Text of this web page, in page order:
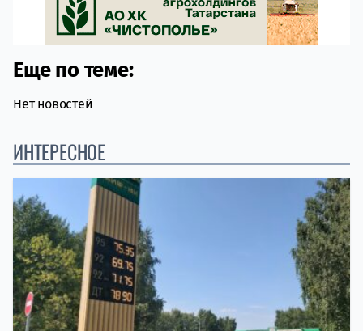
Еще по теме:
Нет новостей
ИНТЕРЕСНОЕ